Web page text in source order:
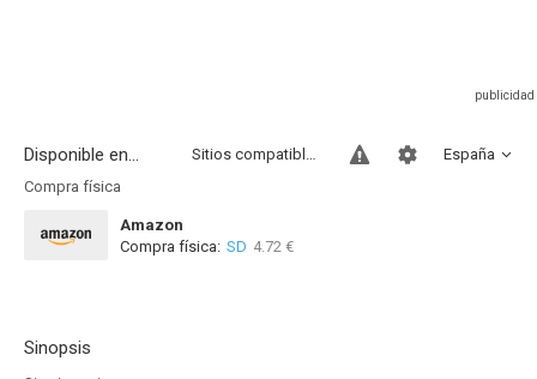
Disponible en... España
Sitios compatibles
Compra física
Amazon
Compra física: SD 4.72 €
Sinopsis